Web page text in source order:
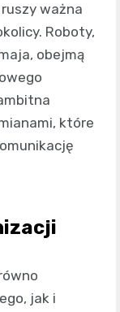
ważna
Roboty,
obejmą
które
jak i